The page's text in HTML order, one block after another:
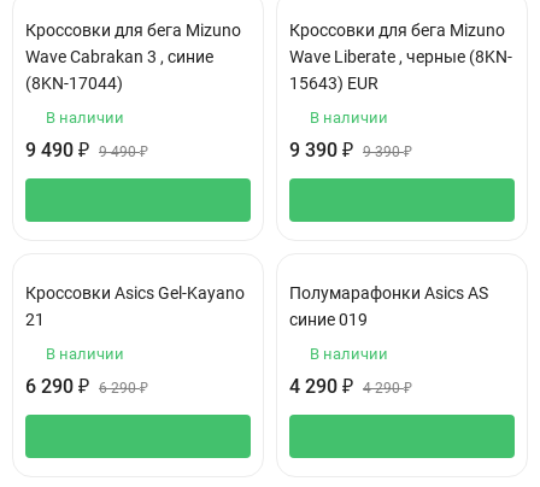
Кроссовки для бега Mizuno
Wave Cabrakan 3 , синие
(8KN-17044)
В наличии
9 490 ₽ 9 490₽
Кроссовки для бега Mizuno
Wave Liberate , черные (8KN-
15643) EUR
В наличии
9 390 ₽ 9 390₽
Кроссовки Asics Gel-Kayano
21
В наличии
6 290 ₽ 6 290₽
Полумарафонки Asics АS
синие 019
В наличии
4 290 ₽ 4 290₽